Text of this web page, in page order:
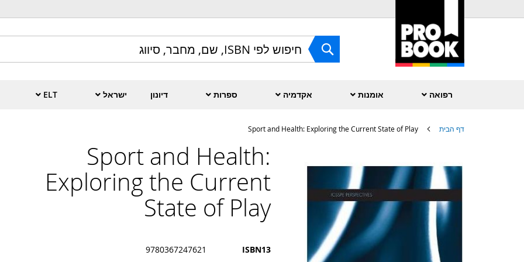
to
Content
חפש
רפואה אומנות אקדמיה ספרות דיונון ישראל ELT
דף הבית Sport and Health: Exploring the Current State of Play
Sport and Health:
Exploring the Current
State of Play
ISBN13
9780367247621
של
גלריית